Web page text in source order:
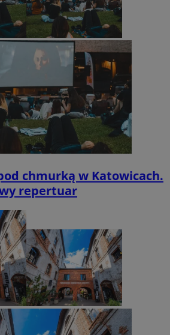
chmurką w Katowicach.
repertuar